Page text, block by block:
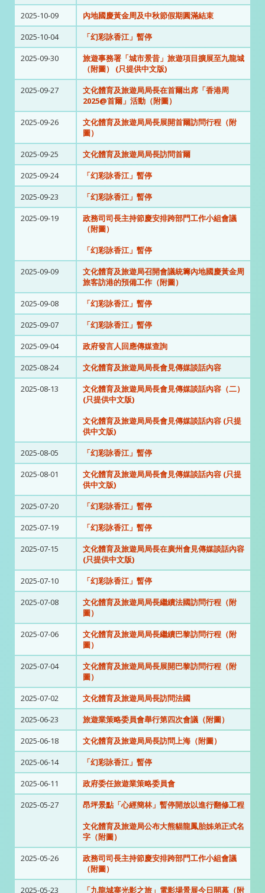
2025-10-09
內地國慶黃金周及中秋節假期圓滿結束
2025-10-04
「幻彩詠香江」暫停
2025-09-30
旅遊事務署「城市景昔」旅遊項目擴展至九龍城
（附圖） (只提供中文版)
2025-09-27
文化體育及旅遊局局長在首爾出席「香港周
2025@首爾」活動（附圖）
2025-09-26
文化體育及旅遊局局長展開首爾訪問行程（附
圖）
2025-09-25
文化體育及旅遊局局長訪問首爾
2025-09-24
「幻彩詠香江」暫停
2025-09-23
「幻彩詠香江」暫停
2025-09-19
政務司司長主持節慶安排跨部門工作小組會議
（附圖）
「幻彩詠香江」暫停
2025-09-09
文化體育及旅遊局召開會議統籌內地國慶黃金周
旅客訪港的預備工作（附圖）
2025-09-08
「幻彩詠香江」暫停
2025-09-07
「幻彩詠香江」暫停
2025-09-04
政府發言人回應傳媒查詢
2025-08-24
文化體育及旅遊局局長會見傳媒談話內容
2025-08-13
文化體育及旅遊局局長會見傳媒談話內容（二）
(只提供中文版)
文化體育及旅遊局局長會見傳媒談話內容 (只提
供中文版)
2025-08-05
「幻彩詠香江」暫停
2025-08-01
文化體育及旅遊局局長會見傳媒談話內容 (只提
供中文版)
2025-07-20
「幻彩詠香江」暫停
2025-07-19
「幻彩詠香江」暫停
2025-07-15
文化體育及旅遊局局長在廣州會見傳媒談話內容
(只提供中文版)
2025-07-10
「幻彩詠香江」暫停
2025-07-08
文化體育及旅遊局局長繼續法國訪問行程（附
圖）
2025-07-06
文化體育及旅遊局局長繼續巴黎訪問行程（附
圖）
2025-07-04
文化體育及旅遊局局長展開巴黎訪問行程（附
圖）
2025-07-02
文化體育及旅遊局局長訪問法國
2025-06-23
旅遊業策略委員會舉行第四次會議（附圖）
2025-06-18
文化體育及旅遊局局長訪問上海（附圖）
2025-06-14
「幻彩詠香江」暫停
2025-06-11
政府委任旅遊業策略委員會
2025-05-27
昂坪景點「心經簡林」暫停開放以進行翻修工程
文化體育及旅遊局公布大熊貓龍鳳胎姊弟正式名
字（附圖）
2025-05-26
政務司司長主持節慶安排跨部門工作小組會議
（附圖）
2025-05-23
「九龍城寨光影之旅」電影場景展今日開幕（附